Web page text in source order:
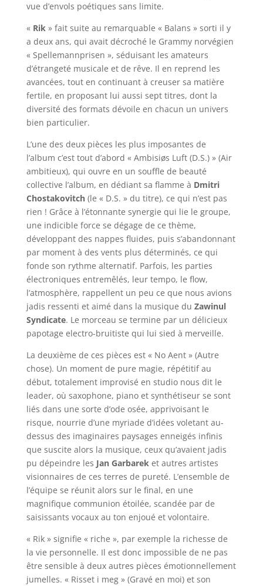
vue d’envols poétiques sans limite.
« Rik » fait suite au remarquable « Balans » sorti il y
a deux ans, qui avait décroché le Grammy norvégien
« Spellemannprisen », séduisant les amateurs
d’étrangeté musicale et de rêve. Il en reprend les
avancées, tout en continuant à creuser sa matière
fertile, en proposant lui aussi sept titres, dont la
diversité des formats dévoile en chacun un univers
bien particulier.
L’une des deux pièces les plus imposantes de
l’album c’est tout d’abord « Ambisiøs Luft (D.S.) » (Air
ambitieux), qui ouvre en un souffle de beauté
collective l’album, en dédiant sa flamme à Dmitri
Chostakovitch(le « D.S. » du titre), ce qui n’est pas
rien ! Grâce à l’étonnante synergie qui lie le groupe,
une indicible force se dégage de ce thème,
développant des nappes fluides, puis s’abandonnant
par moment à des vents plus déterminés, ce qui
fonde son rythme alternatif. Parfois, les parties
électroniques entremêlés, leur tempo, le flow,
l’atmosphère, rappellent un peu ce que nous avions
jadis ressenti et aimé dans la musique du Zawinul
Syndicate. Le morceau se termine par un délicieux
papotage electro-bruitiste qui lui sied à merveille.
La deuxième de ces pièces est « No Aent » (Autre
chose). Un moment de pure magie, répétitif au
début, totalement improvisé en studio nous dit le
leader, où saxophone, piano et synthétiseur se sont
liés dans une sorte d’ode osée, apprivoisant le
risque, nourrie d’une myriade d’idées voletant au-
dessus des imaginaires paysages enneigés infinis
que suscite alors la musique, ceux qu’avaient jadis
pu dépeindre les Jan Garbareket autres artistes
visionnaires de ces terres de pureté. L’ensemble de
l’équipe se réunit alors sur le final, en une
magnifique communion étoilée, scandée par de
saisissants vocaux au ton enjoué et volontaire.
« Rik » signifie « riche », par exemple la richesse de
la vie personnelle. Il est donc impossible de ne pas
être sensible à deux autres pièces émotionnellement
jumelles. « Risset i meg » (Gravé en moi) et son